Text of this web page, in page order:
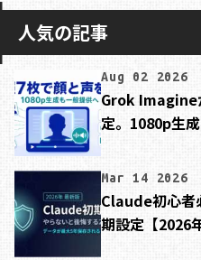
人気の記事
Aug 02 2026
Grok Imagine
定。1080p生
Mar 14 2026
Claude初心者
期設定【2026